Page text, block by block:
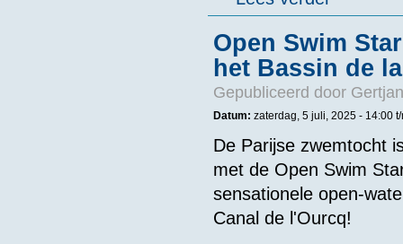
Open Swim
het Bassin de
Gepubliceerd door
Datum: zaterdag, 5 juli, 2025 - 14:00t/
De Parijse zwemtocht
met de Open Swim
sensationele open-
Canal de l'Ourcq!